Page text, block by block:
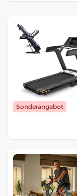
Sonderangebot